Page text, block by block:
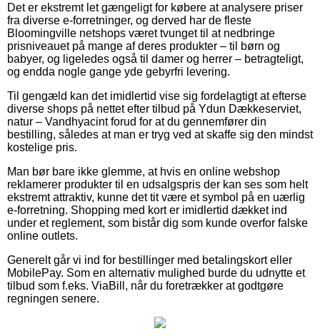
Det er ekstremt let gængeligt for købere at analysere priser
fra diverse e-forretninger, og derved har de fleste
Bloomingville netshops været tvunget til at nedbringe
prisniveauet på mange af deres produkter – til børn og
babyer, og ligeledes også til damer og herrer – betragteligt,
og endda nogle gange yde gebyrfri levering.
Til gengæld kan det imidlertid vise sig fordelagtigt at efterse
diverse shops på nettet efter tilbud på Ydun Dækkeserviet,
natur – Vandhyacint forud for at du gennemfører din
bestilling, således at man er tryg ved at skaffe sig den mindst
kostelige pris.
Man bør bare ikke glemme, at hvis en online webshop
reklamerer produkter til en udsalgspris der kan ses som helt
ekstremt attraktiv, kunne det tit være et symbol på en uærlig
e-forretning. Shopping med kort er imidlertid dækket ind
under et reglement, som bistår dig som kunde overfor falske
online outlets.
Generelt går vi ind for bestillinger med betalingskort eller
MobilePay. Som en alternativ mulighed burde du udnytte et
tilbud som f.eks. ViaBill, når du foretrækker at godtgøre
regningen senere.